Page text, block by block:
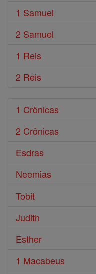
1 Samuel
2 Samuel
1 Reis
2 Reis
1 Crônicas
2 Crônicas
Esdras
Neemias
Tobit
Judith
Esther
1 Macabeus